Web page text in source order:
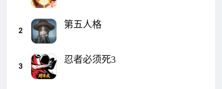
2
第五人格
3
忍者必须死3